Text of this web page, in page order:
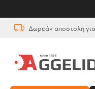
Δωρεάν αποστολή